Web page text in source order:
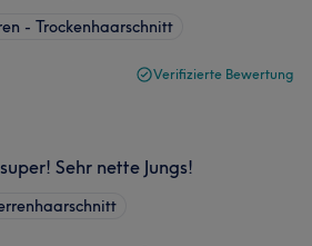
- Trockenhaarschnitt
Verifizierte Bewertung
Sehr nette Jungs!